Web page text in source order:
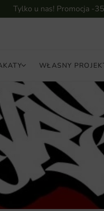
Tylko u nas! Promocja -
WŁASNY